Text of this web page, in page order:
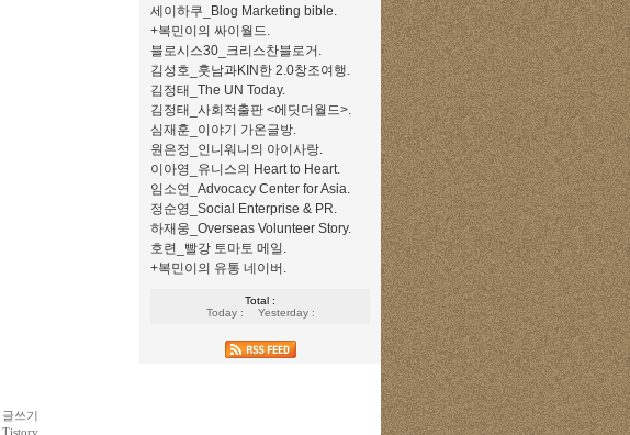
세이하쿠_Blog Marketing bible.
+복민이의 싸이월드.
블로시스30_크리스찬블로거.
김성호_훗남과KIN한 2.0창조여행.
김정태_The UN Today.
김정태_사회적출판 <에딧더월드>.
심재훈_이야기 가온글방.
원은정_인니워니의 아이사랑.
이아영_유니스의 Heart to Heart.
임소연_Advocacy Center for Asia.
정순영_Social Enterprise & PR.
하재웅_Overseas Volunteer Story.
호련_빨강 토마토 메일.
+복민이의 유통 네이버.
Total :
Today :
Yesterday :
글쓰기
Tistory